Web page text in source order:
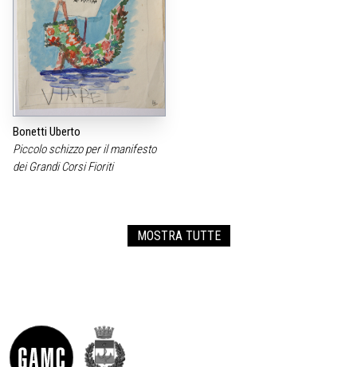
Bonetti Uberto
Piccolo schizzo per il manifesto
dei Grandi Corsi Fioriti
MOSTRA TUTTE